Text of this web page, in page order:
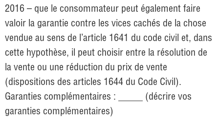
2016 – que le consommateur peut également faire
valoir la garantie contre les vices cachés de la chose
vendue au sens de l’article 1641 du code civil et, dans
cette hypothèse, il peut choisir entre la résolution de
la vente ou une réduction du prix de vente
(dispositions des articles 1644 du Code Civil).
Garanties complémentaires : _____ (décrire vos
garanties complémentaires)